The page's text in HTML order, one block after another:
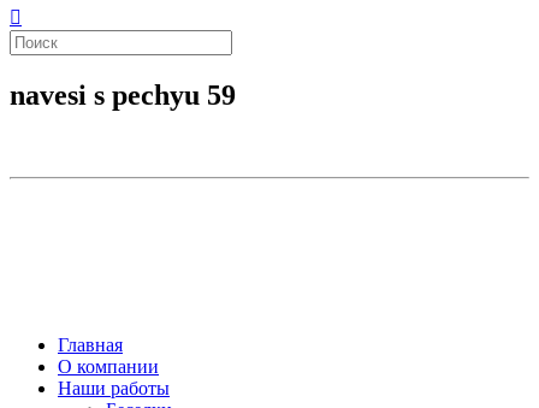
navesi s pechyu 59
Главная
О компании
Наши работы